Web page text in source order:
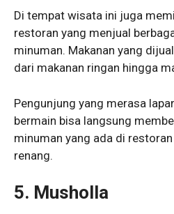
Di tempat wisata ini juga
restoran yang menjual
minuman. Makanan yang
dari makanan ringan hingga
Pengunjung yang merasa
bermain bisa langsung
minuman yang ada di
renang.
5. Musholla